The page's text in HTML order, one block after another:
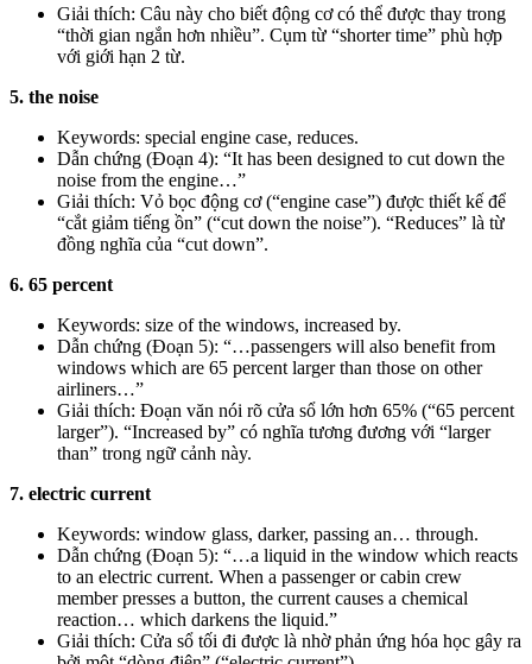
Giải thích: Câu này cho biết động cơ có thể được thay trong
“thời gian ngắn hơn nhiều”. Cụm từ “shorter time” phù hợp
với giới hạn 2 từ.
5. the noise
Keywords: special engine case, reduces.
Dẫn chứng (Đoạn 4): “It has been designed to cut down the
noise from the engine…”
Giải thích: Vỏ bọc động cơ (“engine case”) được thiết kế để
“cắt giảm tiếng ồn” (“cut down the noise”). “Reduces” là từ
đồng nghĩa của “cut down”.
6. 65 percent
Keywords: size of the windows, increased by.
Dẫn chứng (Đoạn 5): “…passengers will also benefit from
windows which are 65 percent larger than those on other
airliners…”
Giải thích: Đoạn văn nói rõ cửa sổ lớn hơn 65% (“65 percent
larger”). “Increased by” có nghĩa tương đương với “larger
than” trong ngữ cảnh này.
7. electric current
Keywords: window glass, darker, passing an… through.
Dẫn chứng (Đoạn 5): “…a liquid in the window which reacts
to an electric current. When a passenger or cabin crew
member presses a button, the current causes a chemical
reaction… which darkens the liquid.”
Giải thích: Cửa sổ tối đi được là nhờ phản ứng hóa học gây ra